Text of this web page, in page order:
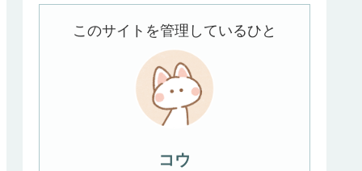
このサイトを管理しているひと
コウ